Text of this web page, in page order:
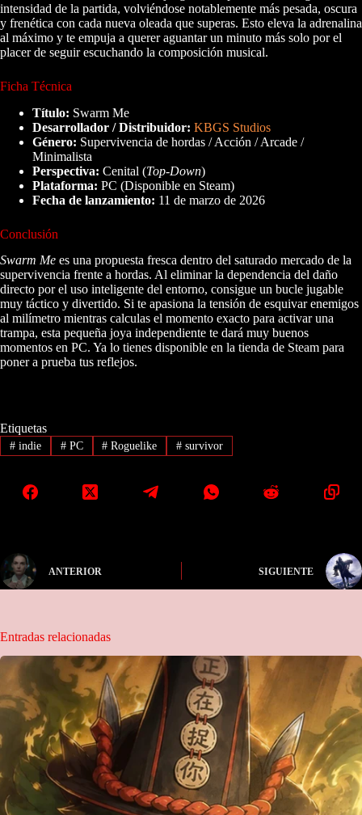
intensidad de la partida, volviéndose notablemente más pesada, oscura
y frenética con cada nueva oleada que superas. Esto eleva la adrenalina
al máximo y te empuja a querer aguantar un minuto más solo por el
placer de seguir escuchando la composición musical.
Ficha Técnica
Título: Swarm Me
Desarrollador / Distribuidor: KBGS Studios
Género: Supervivencia de hordas / Acción / Arcade /
Minimalista
Perspectiva: Cenital (Top-Down)
Plataforma: PC (Disponible en Steam)
Fecha de lanzamiento: 11 de marzo de 2026
Conclusión
Swarm Me es una propuesta fresca dentro del saturado mercado de la
supervivencia frente a hordas. Al eliminar la dependencia del daño
directo por el uso inteligente del entorno, consigue un bucle jugable
muy táctico y divertido. Si te apasiona la tensión de esquivar enemigos
al milímetro mientras calculas el momento exacto para activar una
trampa, esta pequeña joya independiente te dará muy buenos
momentos en PC. Ya lo tienes disponible en la tienda de Steam para
poner a prueba tus reflejos.
Etiquetas
#indie #PC # Roguelike # survivor
ANTERIOR SIGUIENTE
Entradas relacionadas